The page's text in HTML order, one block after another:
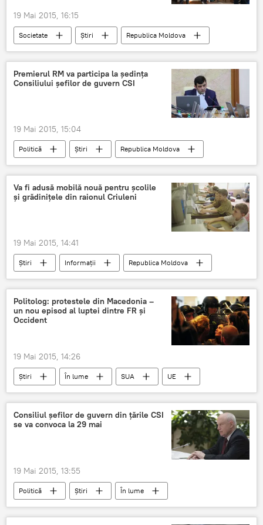
19 Mai 2015, 16:15
Societate Știri
Republica Moldova
Ministerul Educaţiei
examene
licenţă
studenţi
Premierul RM va participa la şedinţa
Consiliului şefilor de guvern CSI
19 Mai 2015, 15:04
Politică Știri
Republica Moldova
Kazahstan
Chiril Gaburici CSI
Va fi adusă mobilă nouă pentru școlile
și grădinițele din raionul Criuleni
19 Mai 2015, 14:41
Știri Informații Republica Moldova
Politolog: protestele din Macedonia –
un nou episod al luptei dintre FR şi
Occident
19 Mai 2015, 14:26
Știri În lume SUA
UE
Macedonia
protest Rusia
Consiliul şefilor de guvern din ţările CSI
se va convoca la 29 mai
19 Mai 2015, 13:55
Politică Știri
În lume
Kazahstan
Serghei Lebedev
CSI